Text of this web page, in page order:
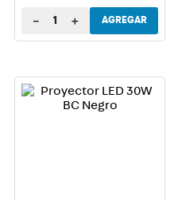
＋
－ AGREGAR